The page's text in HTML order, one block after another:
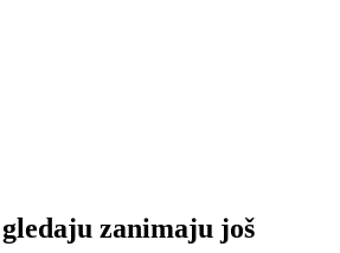
zanimaju još